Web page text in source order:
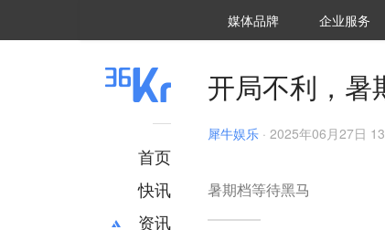
媒体品牌 36Kr研究院
企业服务
首页
快讯
资讯
开局不利，暑
犀牛娱乐 · 2025年06月27日
暑期档等待黑马